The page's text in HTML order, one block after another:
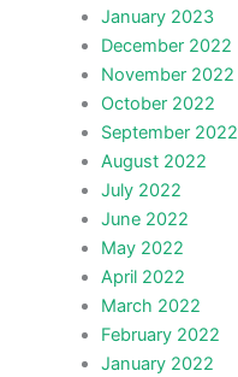
January 2023
December 2022
November 2022
October 2022
September 2022
August 2022
July 2022
June 2022
May 2022
April 2022
March 2022
February 2022
January 2022